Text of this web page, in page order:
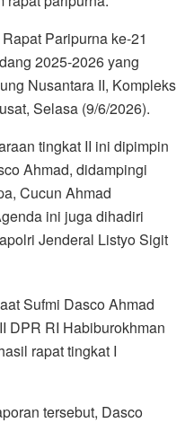
Paripurna ke-21
2025-2026 yang
Nusantara II, Kompleks
Selasa (9/6/2026).
tingkat II ini dipimpin
Ahmad, didampingi
Cucun Ahmad
ini juga dihadiri
Jenderal Listyo Sigit
Sufmi Dasco Ahmad
DPR RI Habiburokhman
rapat tingkat I
tersebut, Dasco